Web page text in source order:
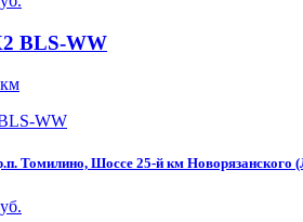
BLS-WW
Шоссе 25-й км Новорязанского